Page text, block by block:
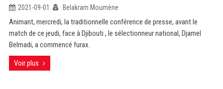
2021-09-01 Belakram Moumène
Animant, mercredi, la traditionnelle conférence de presse, avant le
match de ce jeudi, face à Djibouti , le sélectionneur national, Djamel
Belmadi, a commencé furax.
Voir plus